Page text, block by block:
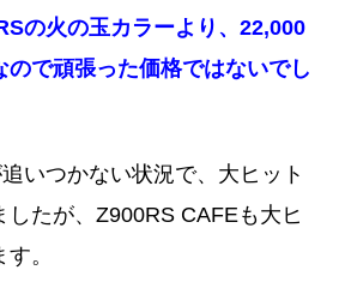
の火の玉カラーより、22,000
ので頑張った価格ではないでし
いつかない状況で、大ヒット
したが、Z900RS CAFEも大ヒ
。